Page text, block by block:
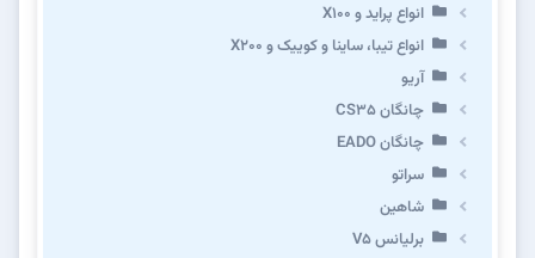
انواع پراید و X100
انواع تیبا، ساینا و کوییک و X200
آریو
چانگان CS35
چانگان EADO
سراتو
شاهین
برلیانس V5